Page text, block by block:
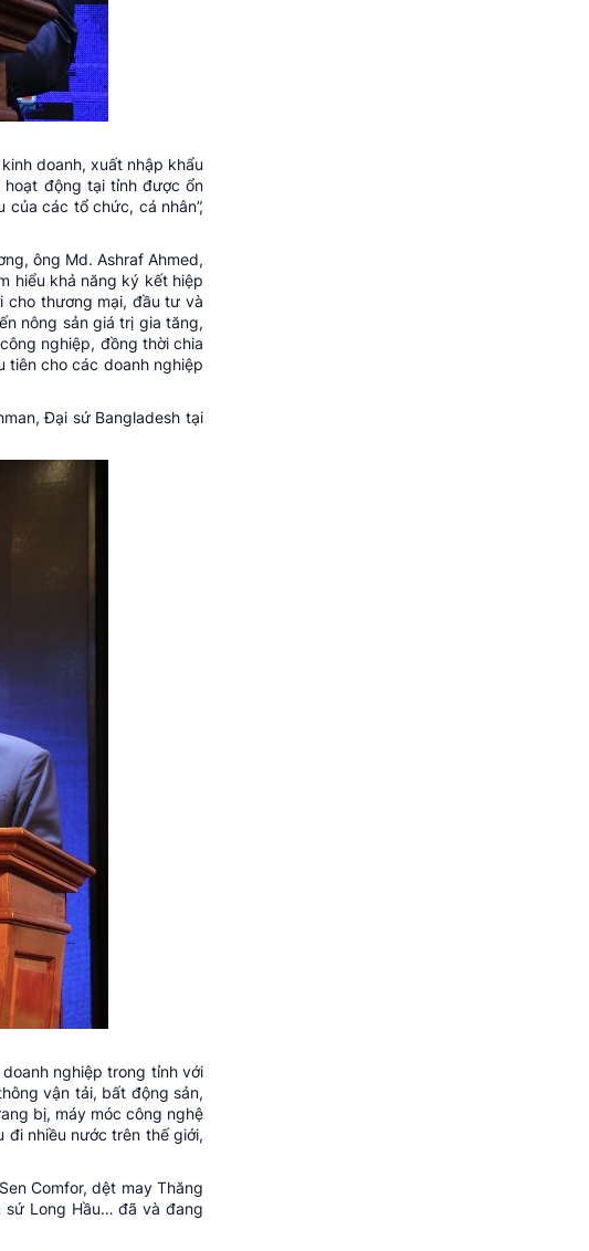
doanh, xuất nhập khẩu
động tại tỉnh được ổn
các tổ chức, cá nhân”,
ông Md. Ashraf Ahmed,
hiểu khả năng ký kết hiệp
cho thương mại, đầu tư và
nông sản giá trị gia tăng,
nghiệp, đồng thời chia
tiên cho các doanh nghiệp
Đại sứ Bangladesh tại
nghiệp trong tỉnh với
vận tải, bất động sản,
bị, máy móc công nghệ
đi nhiều nước trên thế giới,
Comfor, dệt may Thăng
sứ Long Hầu… đã và đang